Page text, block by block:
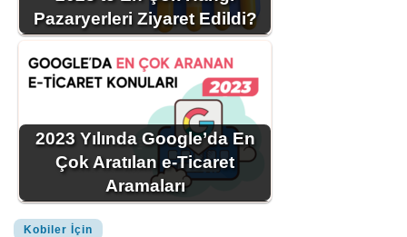
Pazaryerleri Ziyaret Edildi?
2023 Yılında Google’da En
Çok Aratılan e-Ticaret
Aramaları
Kobiler İçin